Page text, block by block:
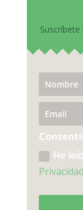
He
Privacidad